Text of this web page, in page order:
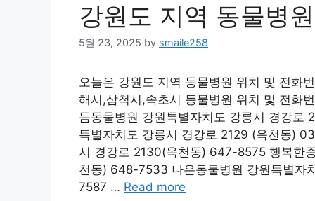
강원도 지역 동물병
5월 23, 2025 by smaile258
오늘은 강원도 지역 동물병원 위치 및 전화
해시,삼척시,속초시 동물병원 위치 및 전화
듬동물병원 강원특별자치도 강릉시 경강
특별자치도 강릉시 경강로 2129 (옥천동)
시 경강로 2130(옥천동) 647-8575 행복한
천동) 648-7533 나은동물병원 강원특별자
7587 … Read more